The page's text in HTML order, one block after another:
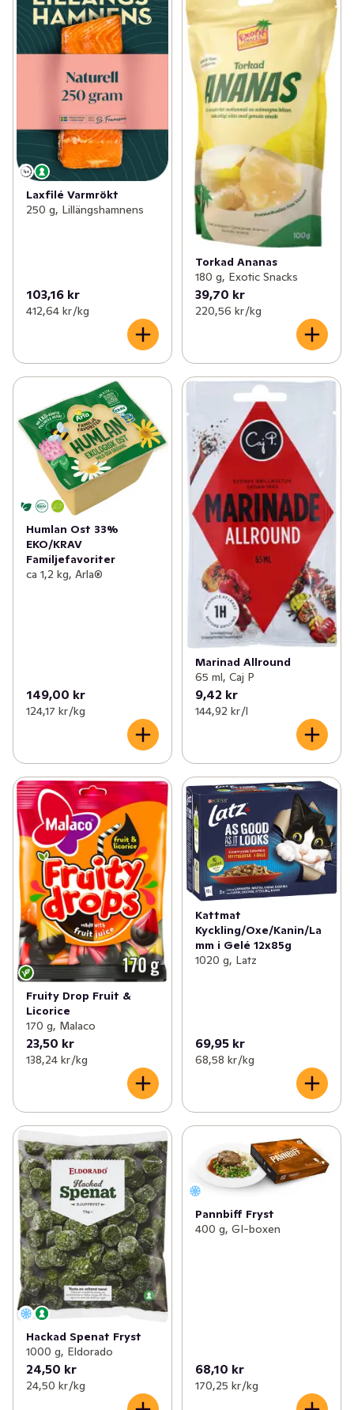
Laxfilé Varmrökt
250 g, Lillängshamnens
103,16 kr
412,64 kr /kg
Torkad Ananas
180 g, Exotic Snacks
39,70 kr
220,56 kr /kg
Humlan Ost 33%
EKO/KRAV
Familjefavoriter
ca 1,2 kg, Arla®
149,00 kr
124,17 kr /kg
Marinad Allround
65 ml, Caj P
9,42 kr
144,92 kr /l
Fruity Drop Fruit &
Licorice
170 g, Malaco
23,50 kr
138,24 kr /kg
Kattmat
Kyckling/Oxe/Kanin/La
mm i Gelé 12x85g
1020 g, Latz
69,95 kr
68,58 kr /kg
Hackad Spenat Fryst
1000 g, Eldorado
24,50 kr
24,50 kr /kg
Pannbiff Fryst
400 g, GI-boxen
68,10 kr
170,25 kr /kg